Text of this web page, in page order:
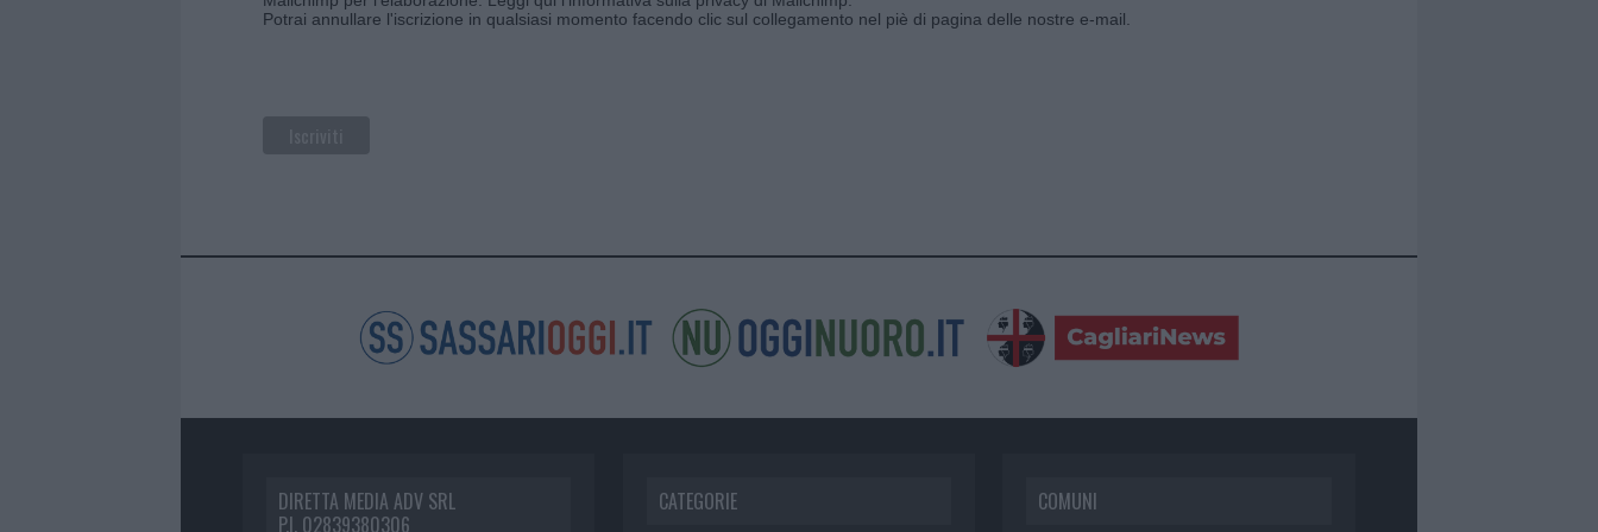
Potrai annullare l'iscrizione in qualsiasi momento facendo clic sul collegamento nel piè di pagina delle nostre e-mail.
DIRETTA MEDIA ADV SRL
P.I. 02839380306
CATEGORIE COMUNI